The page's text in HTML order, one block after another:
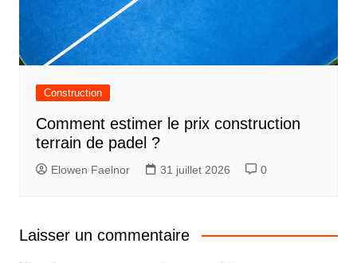
Construction
Comment estimer le prix construction
terrain de padel ?
Elowen Faelnor 31 juillet 2026 0
Laisser un commentaire